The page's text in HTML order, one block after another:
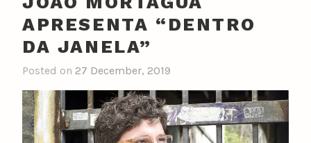
APRESENTA “DENTRO
DA JANELA”
Posted on 27 December, 2019